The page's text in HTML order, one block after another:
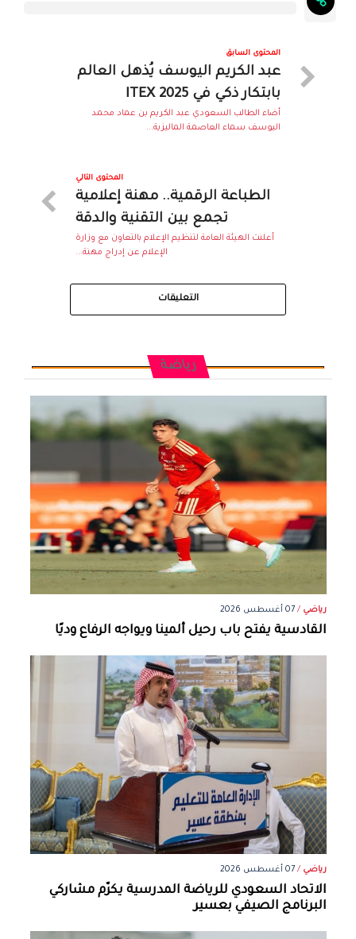
المحتوى السابق
عبد الكريم اليوسف يُذهل العالم
بابتكار ذكي في ITEX 2025
أضاء الطالب السعودي عبد الكريم بن عماد محمد
اليوسف سماء العاصمة الماليزية...
المحتوى التالي
الطباعة الرقمية.. مهنة إعلامية
تجمع بين التقنية والدقة
أعلنت الهيئة العامة لتنظيم الإعلام بالتعاون مع وزارة
الإعلام عن إدراج مهنة...
التعليقات
رياضة
رياضي /07 أغسطس 2026
القادسية يفتح باب رحيل ألمينا ويواجه الرفاع وديًا
رياضي /07 أغسطس 2026
الاتحاد السعودي للرياضة المدرسية يكرّم مشاركي
البرنامج الصيفي بعسير